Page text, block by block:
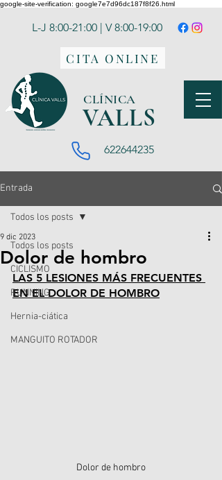
google-site-verification: google7e7d96dc187f8f26.html
L-J 8:00-21:00 | V 8:00-19:00
CITA ONLINE
CLÍNICA
VALLS
622644235
Entrada
Todos los posts
CICLISMO
RUNNING
Hernia-ciática
MANGUITO ROTADOR
Todos los posts
Dolor de hombro
9 dic 2023
LAS 5 LESIONES MÁS FRECUENTES
EN EL DOLOR DE HOMBRO
Dolor de hombro